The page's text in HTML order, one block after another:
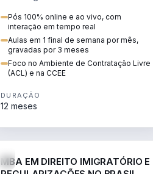
risco e migração de clientes.
Pós 100% online e ao vivo, com
interação em tempo real
Aulas em 1 final de semana por mês,
gravadas por 3 meses
Foco no Ambiente de Contratação Livre
(ACL) e na CCEE
DURAÇÃO
12 meses
MBA EM DIREITO IMIGRATÓRIO E